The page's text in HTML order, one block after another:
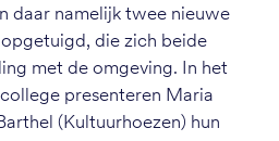
daar namelijk twee nieuwe
die zich beide
met de omgeving. In het
presenteren Maria
(Kultuurhoezen) hun